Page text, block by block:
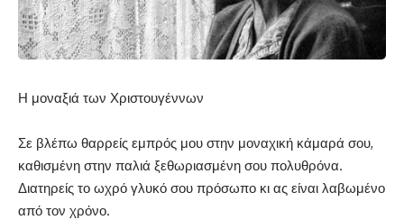
Η μοναξιά των Χριστουγέννων
Σε βλέπω θαρρείς εμπρός μου στην μοναχική κάμαρά σου,
καθισμένη στην παλιά ξεθωριασμένη σου πολυθρόνα.
Διατηρείς το ωχρό γλυκό σου πρόσωπο κι ας είναι λαβωμένο
από τον χρόνο.